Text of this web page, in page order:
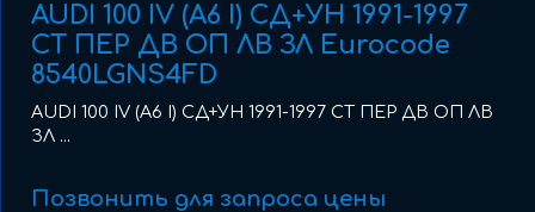
AUDI 100 IV (A6 I) СД+УН 1991-1997
СТ ПЕР ДВ ОП ЛВ ЗЛ Eurocode
8540LGNS4FD
AUDI 100 IV (A6 I) СД+УН 1991-1997 СТ ПЕР ДВ ОП ЛВ
ЗЛ ...
Позвонить для запроса цены